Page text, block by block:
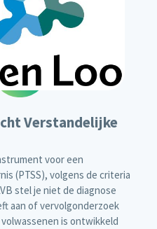
Verstandelijke
voor een
(PTSS), volgens de criteria
stel je niet de diagnose
aan of vervolgonderzoek
volwassenen is ontwikkeld